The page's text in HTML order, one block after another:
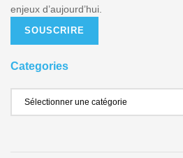
enjeux d’aujourd’hui.
SOUSCRIRE
Categories